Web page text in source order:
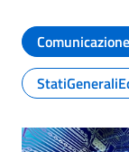
Tutti iComunicazione